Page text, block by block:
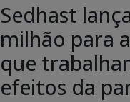
Sedhast
milhão para
que
efeitos da